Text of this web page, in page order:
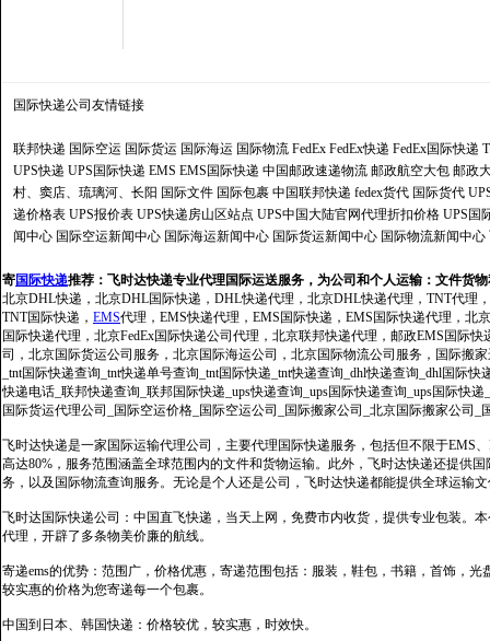
国际快递公司 友情链接
联邦快递 国际空运 国际货运 国际海运 国际物流 FedEx FedEx快递 FedEx国际快递
UPS快递 UPS国际快递 EMS EMS国际快递 中国邮政速递物流 邮政航空大包 邮政
村、窦店、琉璃河、长阳 国际文件 国际包裹 中国联邦快递 fedex货代 国际货代
递价格表 UPS报价表 UPS快递房山区站点 UPS中国大陆官网代理折扣价格 UPS国
闻中心 国际空运新闻中心 国际海运新闻中心 国际货运新闻中心 国际物流新闻中心
寄国际快递推荐： 飞时达快递专业代理国际运送服务，为公司和个人运输：文件货
北京DHL快递，北京DHL国际快递，DHL快递代理，北京DHL快递代理，TNT代理
TNT国际快递， EMS代理，EMS快递代理，EMS国际快递，EMS国际快递代理，北
国际快递代理，北京FedEx国际快递公司代理，北京联邦快递代理，邮政EMS国际
司，北京国际货运公司服务，北京国际海运公司，北京国际物流公司服务，国际搬
_tnt国际快递查询_tnt快递单号查询_tnt国际快递_tnt快递查询_dhl快递查询_dhl国际
快递电话_联邦快递查询_联邦国际快递_ups快递查询_ups国际快递查询_ups国际快
国际货运代理公司_国际空运价格_国际空运公司_国际搬家公司_北京国际搬家公司_
飞时达快递是一家国际运输代理公司，主要代理国际快递服务，包括但不限于EMS
高达80%，服务范围涵盖全球范围内的文件和货物运输。此外，飞时达快递还提供
务，以及国际物流查询服务。无论是个人还是公司，飞时达快递都能提供全球运输
飞时达国际快递公司：中国直飞快递，当天上网，免费市内收货，提供专业包装。
代理，开辟了多条物美价廉的航线。
寄递ems的优势：范围广，价格优惠，寄递范围包括：服装，鞋包，书籍，首饰，
较实惠的价格为您寄递每一个包裹。
中国到日本、韩国快递：价格较优，较实惠，时效快。